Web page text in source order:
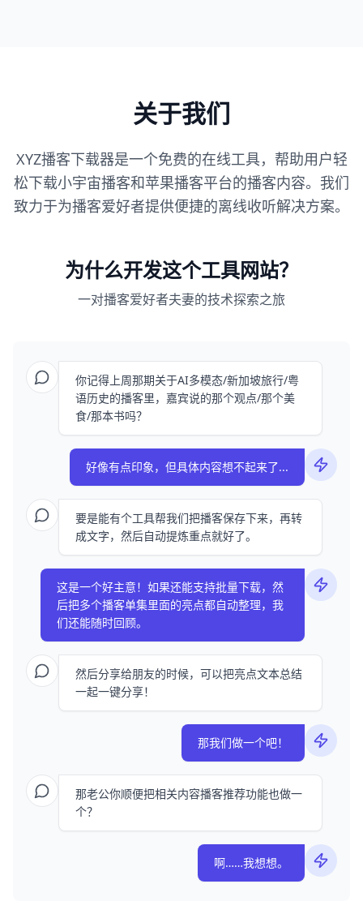
关于我们
XYZ播客下载器是一个免费的在线工具，帮助用户轻
松下载小宇宙播客和苹果播客平台的播客内容。我们
致力于为播客爱好者提供便捷的离线收听解决方案。
为什么开发这个工具网站？
一对播客爱好者夫妻的技术探索之旅
你记得上周那期关于AI多模态/新加坡旅行/粤
语历史的播客里，嘉宾说的那个观点/那个美
食/那本书吗？
好像有点印象，但具体内容想不起来了...
要是能有个工具帮我们把播客保存下来，再转
成文字，然后自动提炼重点就好了。
这是一个好主意！如果还能支持批量下载，然
后把多个播客单集里面的亮点都自动整理，我
们还能随时回顾。
然后分享给朋友的时候，可以把亮点文本总结
一起一键分享！
那我们做一个吧！
那老公你顺便把相关内容播客推荐功能也做一
个？
啊……我想想。